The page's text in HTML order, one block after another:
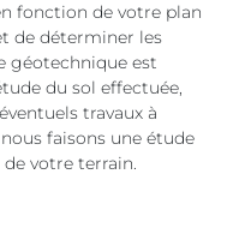
fonction de votre plan
de déterminer les
géotechnique est
du sol effectuée,
travaux à
faisons une étude
votre terrain.